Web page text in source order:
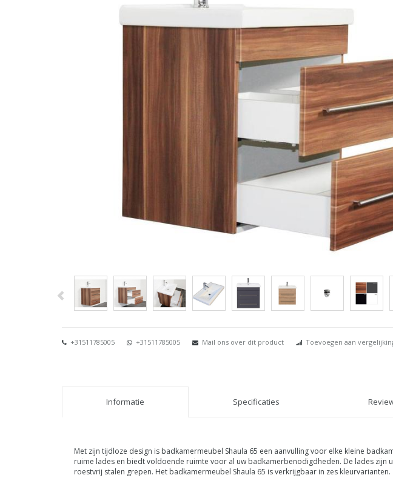
+31511785005 +31511785005 Mail ons over dit product Toevoegen aan
Informatie Specificaties
Met zijn tijdloze design is badkamermeubel Shaula 65 een aanvulling voor elke kleine
ruime lades en biedt voldoende ruimte voor al uw badkamerbenodigdheden. De lades
roestvrij stalen grepen. Het badkamermeubel Shaula 65 is verkrijgbaar in zes kleurvarianten.